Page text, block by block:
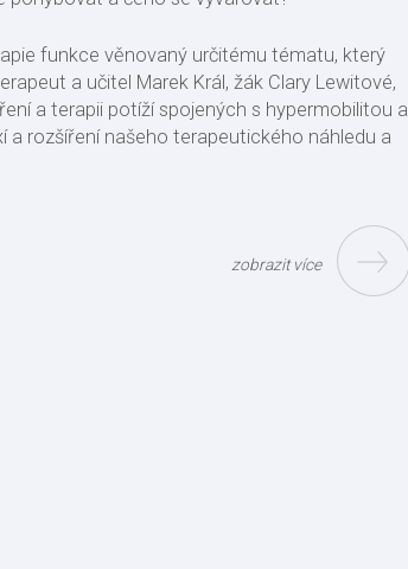
funkce věnovaný určitému tématu, který
a učitel Marek Král, žák Clary Lewitové,
a terapii potíží spojených s hypermobilitou a
a rozšíření našeho terapeutického náhledu a
zobrazit více